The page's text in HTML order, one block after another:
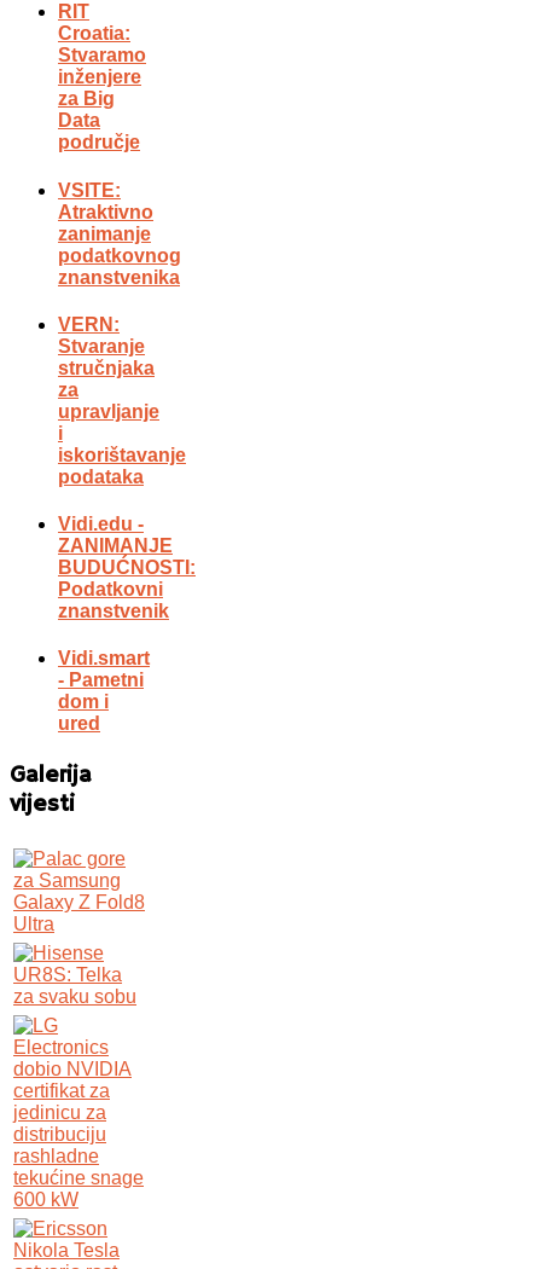
RIT
Croatia:
Stvaramo
inženjere
za Big
Data
područje
VSITE:
Atraktivno
zanimanje
podatkovnog
znanstvenika
VERN:
Stvaranje
stručnjaka
za
upravljanje
i
iskorištavanje
podataka
Vidi.edu -
ZANIMANJE
BUDUĆNOSTI:
Podatkovni
znanstvenik
Vidi.smart
- Pametni
dom i
ured
Galerija
vijesti